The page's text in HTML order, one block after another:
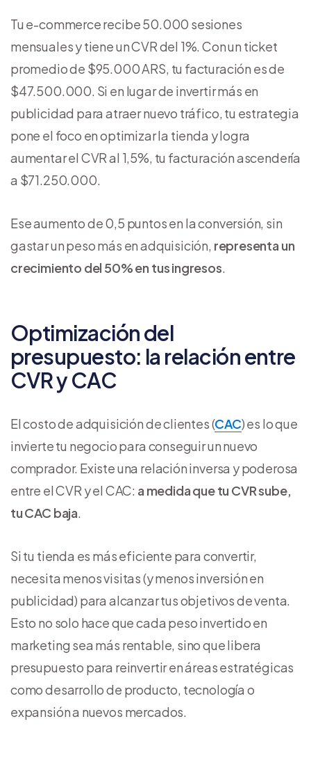
Tu e-commerce recibe 50.000 sesiones
mensuales y tiene un CVR del 1%. Con un ticket
promedio de $95.000 ARS, tu facturación es de
$47.500.000. Si en lugar de invertir más en
publicidad para atraer nuevo tráfico, tu estrategia
pone el foco en optimizar la tienda y logra
aumentar el CVR al 1,5%, tu facturación ascendería
a $71.250.000.
Ese aumento de 0,5 puntos en la conversión, sin
gastar un peso más en adquisición, representa un
crecimiento del 50% en tus ingresos.
Optimización del
presupuesto: la relación entre
CVR y CAC
El costo de adquisición de clientes (CAC) es lo que
invierte tu negocio para conseguir un nuevo
comprador. Existe una relación inversa y poderosa
entre el CVR y el CAC: a medida que tu CVR sube,
tu CAC baja.
Si tu tienda es más eficiente para convertir,
necesita menos visitas (y menos inversión en
publicidad) para alcanzar tus objetivos de venta.
Esto no solo hace que cada peso invertido en
marketing sea más rentable, sino que libera
presupuesto para reinvertir en áreas estratégicas
como desarrollo de producto, tecnología o
expansión a nuevos mercados.